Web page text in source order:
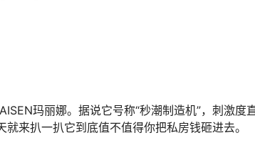
玛丽娜。据说它号称“秒潮制造机”，刺激度
来扒一扒它到底值不值得你把私房钱砸进去。